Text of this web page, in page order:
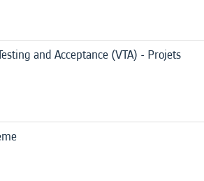
and Acceptance (VTA) - Projets